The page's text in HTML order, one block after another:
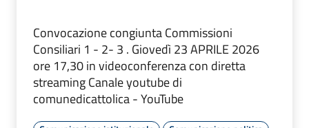
Convocazione congiunta Commissioni
Consiliari 1 - 2- 3 . Giovedì 23 APRILE 2026
ore 17,30 in videoconferenza con diretta
streaming Canale youtube di
comunedicattolica - YouTube